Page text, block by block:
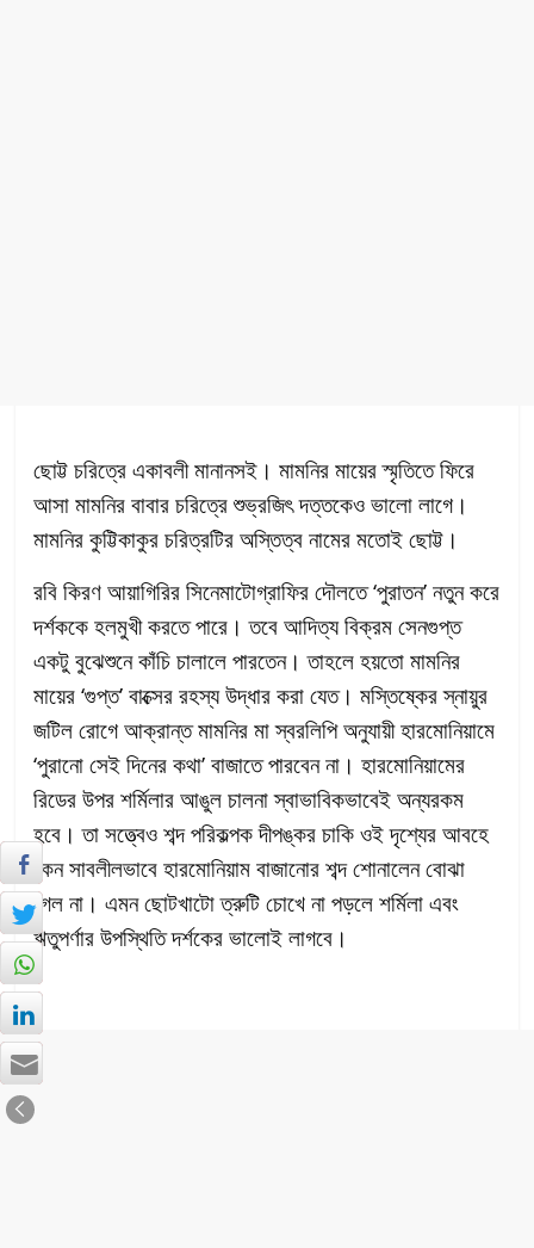
ছোট্ট চরিত্রে একাবলী মানানসই। মামনির মায়ের স্মৃতিতে ফিরে
আসা মামনির বাবার চরিত্রে শুভ্রজিৎ দত্তকেও ভালো লাগে।
মামনির কুট্টিকাকুর চরিত্রটির অস্তিত্ব নামের মতোই ছোট্ট।
রবি কিরণ আয়াগিরির সিনেমাটোগ্রাফির দৌলতে ‘পুরাতন’ নতুন করে
দর্শককে হলমুখী করতে পারে। তবে আদিত্য বিক্রম সেনগুপ্ত
একটু বুঝেশুনে কাঁচি চালালে পারতেন। তাহলে হয়তো মামনির
মায়ের ‘গুপ্ত’ বাক্সের রহস্য উদ্ধার করা যেত। মস্তিষ্কের স্নায়ুর
জটিল রোগে আক্রান্ত মামনির মা স্বরলিপি অনুযায়ী হারমোনিয়ামে
‘পুরানো সেই দিনের কথা’ বাজাতে পারবেন না। হারমোনিয়ামের
রিডের উপর শর্মিলার আঙুল চালনা স্বাভাবিকভাবেই অন্যরকম
হবে। তা সত্ত্বেও শব্দ পরিকল্পক দীপঙ্কর চাকি ওই দৃশ্যের আবহে
কেন সাবলীলভাবে হারমোনিয়াম বাজানোর শব্দ শোনালেন বোঝা
গেল না। এমন ছোটখাটো ত্রুটি চোখে না পড়লে শর্মিলা এবং
ঋতুপর্ণার উপস্থিতি দর্শকের ভালোই লাগবে।